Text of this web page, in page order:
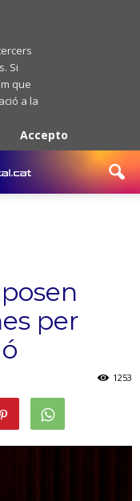
Si
que
a la
Accepto
per
1253